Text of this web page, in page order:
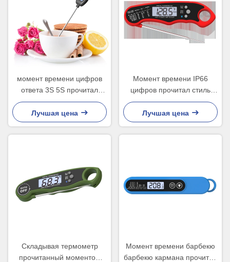
момент времени цифров
ответа 3S 5S прочитал
термометр еды с крышкой
Лучшая цена
Момент времени IP66
цифров прочитал стиль
зонда нержавеющей стали
варя термометра
Лучшая цена
Складывая термометр
прочитанный моментом
Момент времени барбекю
барбекю кармана прочитал